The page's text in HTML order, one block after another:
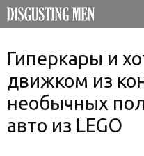
Гиперкары и
движком из
необычных
авто из LEGO